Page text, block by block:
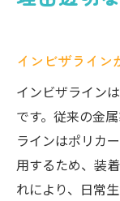
インビザライン
インビザライン
です。従来の金
ラインはポリカ
用するため、装
れにより、日常